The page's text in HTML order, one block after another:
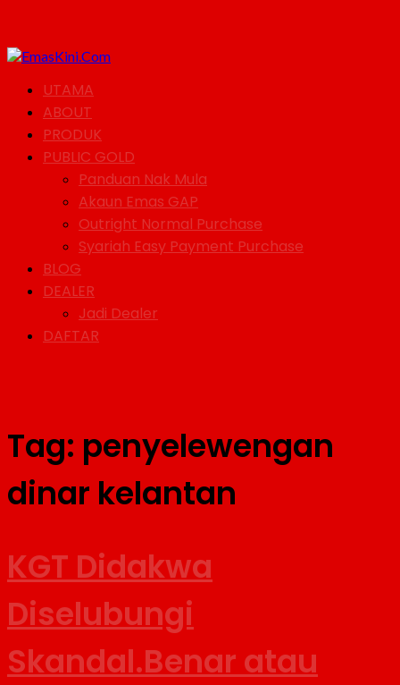
UTAMA
ABOUT
PRODUK
PUBLIC GOLD
Panduan Nak Mula
Akaun Emas GAP
Outright Normal Purchase
Syariah Easy Payment Purchase
BLOG
DEALER
Jadi Dealer
DAFTAR
Tag: penyelewengan
dinar kelantan
KGT Didakwa
Diselubungi
Skandal.Benar atau